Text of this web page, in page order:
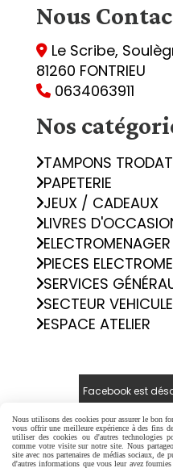
Nous
 Le Scribe,
81260 FONTRIEU
 0634063911
Nos
TAMPONS TRODAT
PAPETERIE
JEUX / CADEAUX
LIVRES
ELECTROMENAGER
PIECES
SERVICES
SECTEUR
ESPACE ATELIER
Facebook est
Mentions Légales
Politique de
Nous utilisons des cookies pour assurer le bon
vous offrir une meilleure expérience à des fins
utiliser des cookies ou d'autres technologies
comme votre visite sur notre site. Nous
site avec nos partenaires de médias sociaux, de
d'autres informations que vous leur avez